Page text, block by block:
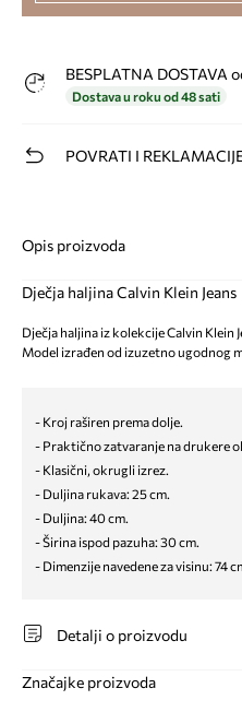
BESPLATNA DOSTAVA
Dostava u roku od 48 sati
POVRATI I
Opis proizvoda
Dječja haljina Calvin Klein Jeans
Dječja haljina iz kolekcije Calvin Klein
Model izrađen od izuzetno ugodnog
- Kroj raširen prema dolje.
- Praktično zatvaranje na drukere
- Klasični, okrugli izrez.
- Duljina rukava: 25 cm.
- Duljina: 40 cm.
- Širina ispod pazuha: 30 cm.
- Dimenzije navedene za visinu: 74
Detalji o proizvodu
Značajke proizvoda